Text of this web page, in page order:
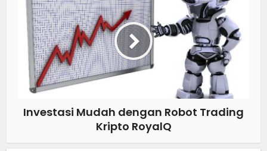
Investasi Mudah dengan Robot Trading
Kripto RoyalQ